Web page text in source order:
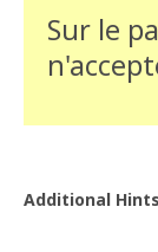
Sur le
Additional Hints